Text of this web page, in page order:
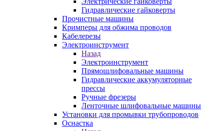
Гидравлические гайковерты
Прочистные машины
Кримперы для обжима проводов
Кабелерезы
Электроинструмент
Назад
Электроинструмент
Прямошлифовальные машины
Гидравлические аккумуляторные
прессы
Ручные фрезеры
Ленточные шлифовальные машины
Установки для промывки трубопроводов
Оснастка